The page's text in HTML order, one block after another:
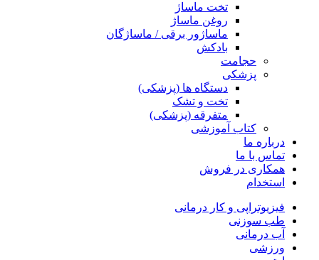
تخت ماساژ
روغن ماساژ
ماساژور برقی / ماساژگان
بادکش
حجامت
پزشکی
دستگاه ها (پزشکی)
تخت و تشک
متفرقه (پزشکی)
کتاب آموزشی
درباره ما
تماس با ما
همکاری در فروش
استخدام
فیزیوتراپی و کار درمانی
طب سوزنی
آب درمانی
ورزشی